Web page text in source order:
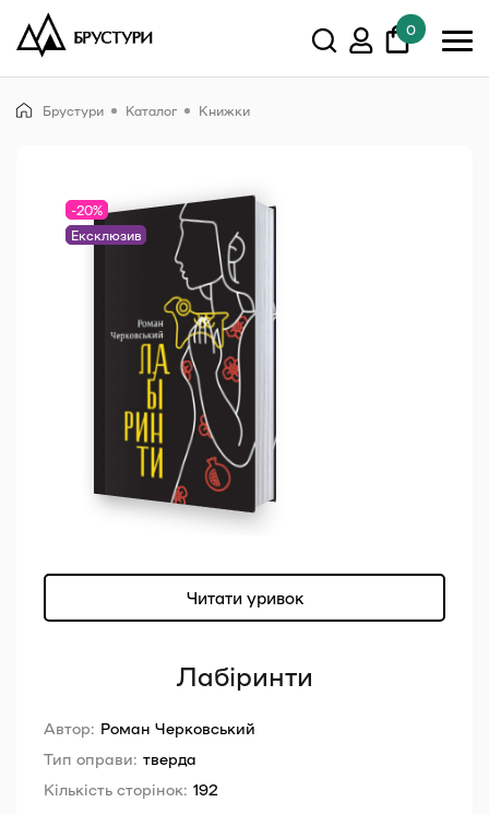
0
Брустури Каталог Книжки
-20%
Ексклюзив
Читати уривок
Лабіринти
Автор: Роман Черковський
Тип оправи: тверда
Кількість сторінок: 192